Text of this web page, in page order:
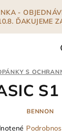
-
ĎAKUJEME
S
BENNON